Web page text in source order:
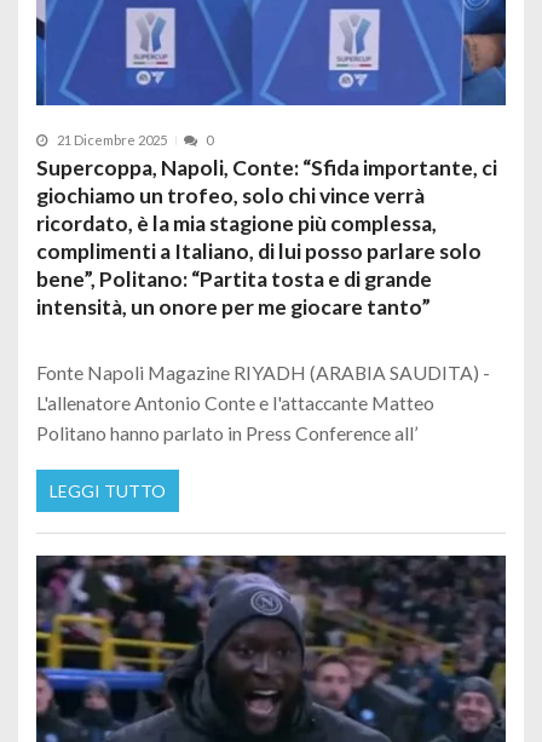
21 Dicembre 2025 0
Supercoppa, Napoli, Conte: “Sfida importante, ci
giochiamo un trofeo, solo chi vince verrà
ricordato, è la mia stagione più complessa,
complimenti a Italiano, di lui posso parlare solo
bene”, Politano: “Partita tosta e di grande
intensità, un onore per me giocare tanto”
Fonte Napoli Magazine RIYADH (ARABIA SAUDITA) -
L'allenatore Antonio Conte e l'attaccante Matteo
Politano hanno parlato in Press Conference all’
LEGGI TUTTO